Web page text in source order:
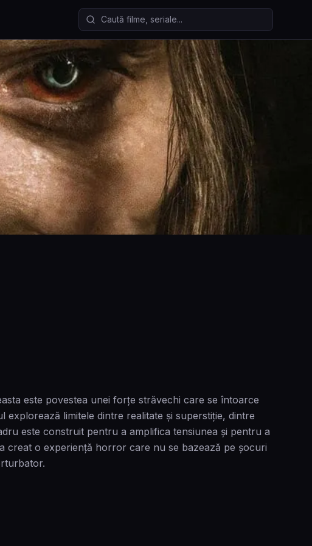
Caută filme și seriale
este povestea unei forțe străvechi care se întoarce
limitele dintre realitate și superstiție, dintre
este construit pentru a amplifica tensiunea și pentru a
creat o experiență horror care nu se bazează pe șocuri